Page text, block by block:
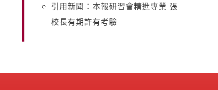
引用新聞：本報研習會精進專業 張
校長有期許有考驗